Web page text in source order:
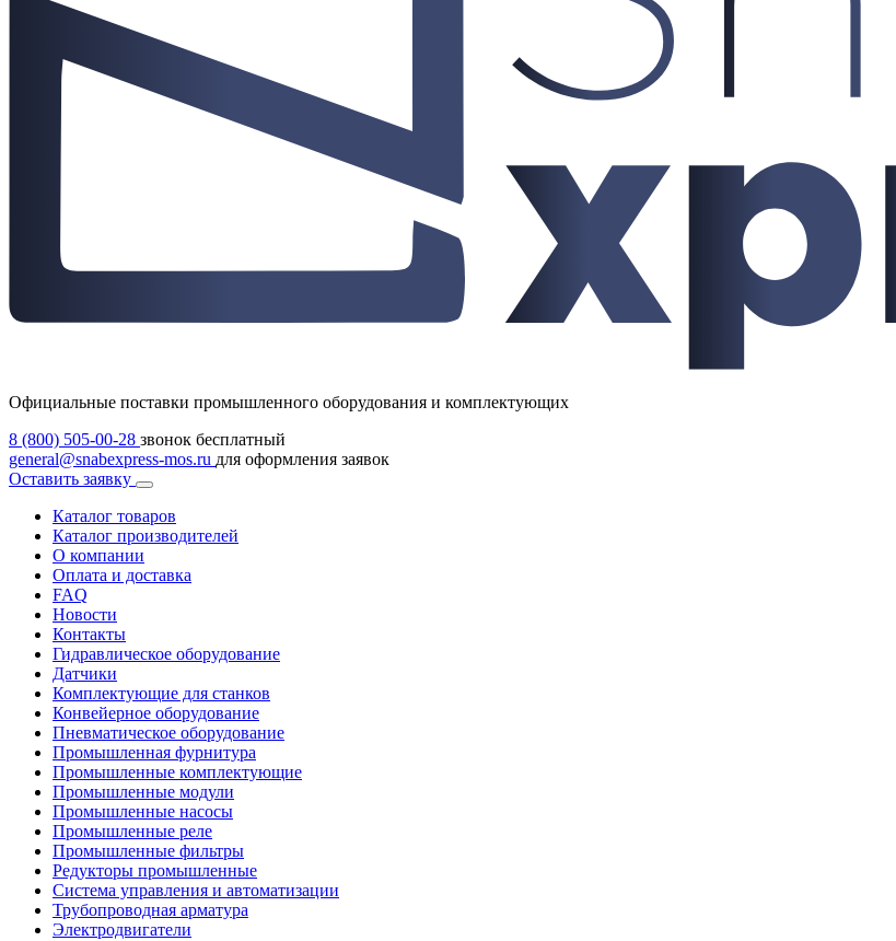
Официальные поставки промышленного оборудования и комплектующих
8 (800) 505-00-28 звонок бесплатный
general@snabexpress-mos.ru для оформления заявок
Оставить заявку
Каталог товаров
Каталог производителей
О компании
Оплата и доставка
FAQ
Новости
Контакты
Гидравлическое оборудование
Датчики
Комплектующие для станков
Конвейерное оборудование
Пневматическое оборудование
Промышленная фурнитура
Промышленные комплектующие
Промышленные модули
Промышленные насосы
Промышленные реле
Промышленные фильтры
Редукторы промышленные
Система управления и автоматизации
Трубопроводная арматура
Электродвигатели